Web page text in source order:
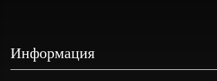
Информация